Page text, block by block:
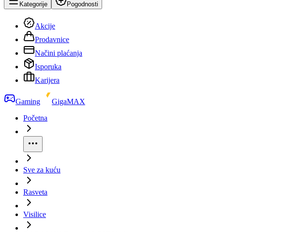
Kategorije Pogodnosti
Akcije
Prodavnice
Načini plaćanja
Isporuka
Karijera
Gaming
GigaMAX
Početna
Sve za kuću
Rasveta
Visilice